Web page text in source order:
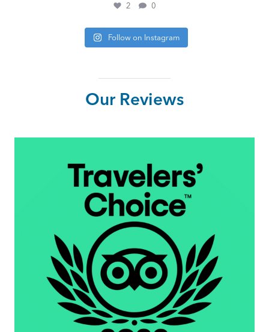
2 0
Follow on Instagram
Our Reviews